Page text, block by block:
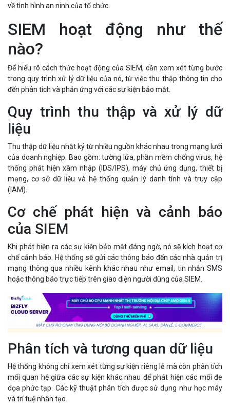
về tình hình an ninh của tổ chức.
SIEM hoạt động như thế
nào?
Để hiểu rõ cách thức hoạt động của SIEM, cần xem xét từng bước
trong quy trình xử lý dữ liệu của nó, từ việc thu thập thông tin cho
đến phân tích và phản ứng với các sự kiện bảo mật.
Quy trình thu thập và xử lý dữ
liệu
Thu thập dữ liệu nhật ký từ nhiều nguồn khác nhau trong mạng lưới
của doanh nghiệp. Bao gồm: tường lửa, phần mềm chống virus, hệ
thống phát hiện xâm nhập (IDS/IPS), máy chủ ứng dụng, thiết bị
mạng, cơ sở dữ liệu và hệ thống quản lý danh tính và truy cập
(IAM).
Cơ chế phát hiện và cảnh báo
của SIEM
Khi phát hiện ra các sự kiện bảo mật đáng ngờ, nó sẽ kích hoạt cơ
chế cảnh báo. Hệ thống sẽ gửi các thông báo đến các nhà quản trị
mạng thông qua nhiều kênh khác nhau như email, tin nhắn SMS
hoặc thông báo trực tiếp trên giao diện người dùng của SIEM.
Phân tích và tương quan dữ liệu
Hệ thống không chỉ xem xét từng sự kiện riêng lẻ mà còn phân tích
mối quan hệ giữa các sự kiện khác nhau để phát hiện các mối đe
dọa phức tạp. Các kỹ thuật phân tích được sử dụng như học máy
và trí tuệ nhân tạo.